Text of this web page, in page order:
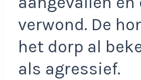
verwond. De
het dorp al
als agressief.